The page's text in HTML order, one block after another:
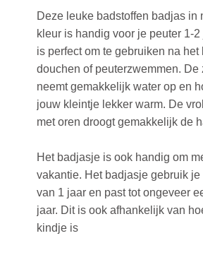
Deze leuke badstoffen badjas in
kleur is handig voor je peuter 1-
is perfect om te gebruiken na het
douchen of peuterzwemmen. De
neemt gemakkelijk water op en
jouw kleintje lekker warm. De
met oren droogt gemakkelijk de
Het badjasje is ook handig om
vakantie. Het badjasje gebruik
van 1 jaar en past tot ongeveer
jaar. Dit is ook afhankelijk van
kindje is